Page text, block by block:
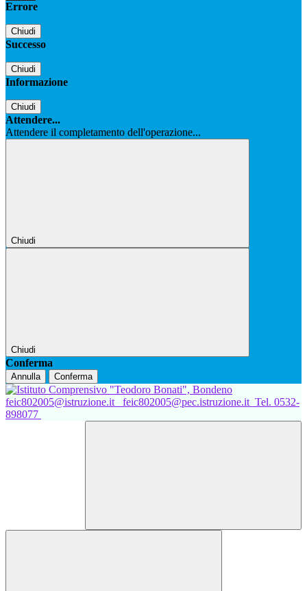
Errore
Chiudi
Successo
Chiudi
Informazione
Chiudi
Attendere...
Attendere il completamento dell'operazione...
Chiudi
Chiudi
Conferma
Annulla Conferma
feic802005@istruzione.it feic802005@pec.istruzione.it Tel. 0532-
898077